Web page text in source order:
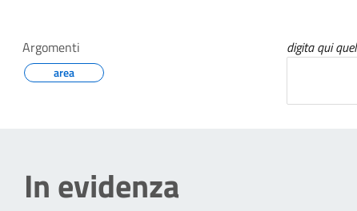
Argomenti
area
digita qui
In evidenza